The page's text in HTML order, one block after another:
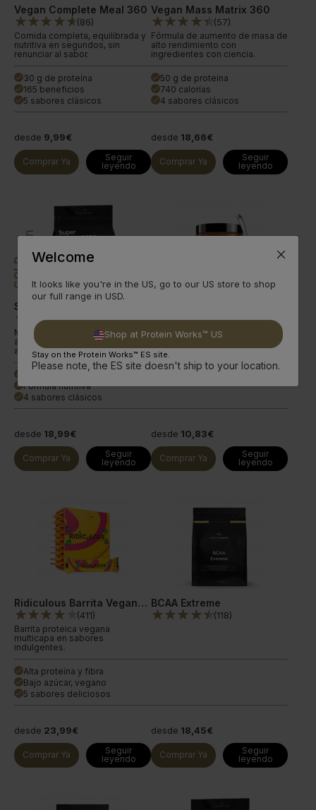
Vegan Complete Meal 360
(86)
Comida completa, equilibrada y
nutritiva en segundos, sin
renunciar al sabor.
done 30 g de proteína
done 165 beneficios
done 5 sabores clásicos
desde 9,99€
Comprar Ya
Seguir
leyendo
Vegan Mass Matrix 360
(57)
Fórmula de aumento de masa de
alto rendimiento con
ingredientes con ciencia.
done 50 g de proteína
done 740 calorías
done 4 sabores clásicos
desde 18,66€
Comprar Ya
Seguir
leyendo
GOLD Innovation
Super Greens 360
(157)
Mix de superalimentos,
adaptógenos, fitonutrientes,
antioxidantes y vits.
done Superalimento rico
doneFórmula nutritiva
done 4 sabores clásicos
desde 18,99€
Comprar Ya
Seguir
leyendo
(70)
desde 10,83€
Comprar Ya
Seguir
leyendo
Ridiculous Barrita Vegana Proteica
(411)
Barrita proteica vegana
multicapa en sabores
indulgentes.
done Alta proteína y fibra
done Bajo azúcar, vegano
done 5 sabores deliciosos
desde 23,99€
Comprar Ya
Seguir
leyendo
BCAA Extreme
(118)
desde 18,45€
Comprar Ya
Seguir
leyendo
Welcome
It looks like you're in the US, go to our US store to shop
our full range in USD.
Shop at Protein Works™ US
Stay on the Protein Works™ ES site.
Please note, the ES site doesn't ship to your location.